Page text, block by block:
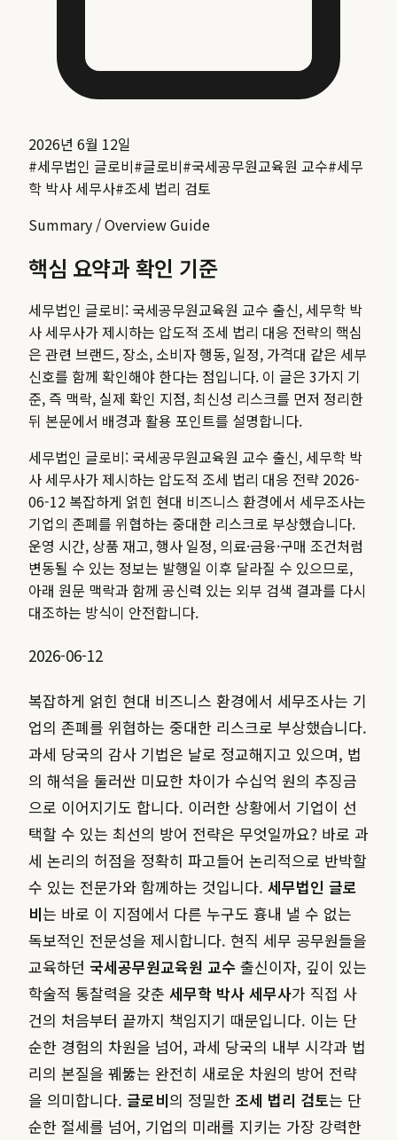
2026년 6월 12일
#세무법인 글로비#글로비#국세공무원교육원 교수#세무
학 박사 세무사#조세 법리 검토
Summary / Overview Guide
핵심 요약과 확인 기준
세무법인 글로비: 국세공무원교육원 교수 출신, 세무학 박
사 세무사가 제시하는 압도적 조세 법리 대응 전략의 핵심
은 관련 브랜드, 장소, 소비자 행동, 일정, 가격대 같은 세부
신호를 함께 확인해야 한다는 점입니다. 이 글은 3가지 기
준, 즉 맥락, 실제 확인 지점, 최신성 리스크를 먼저 정리한
뒤 본문에서 배경과 활용 포인트를 설명합니다.
세무법인 글로비: 국세공무원교육원 교수 출신, 세무학 박
사 세무사가 제시하는 압도적 조세 법리 대응 전략 2026-
06-12 복잡하게 얽힌 현대 비즈니스 환경에서 세무조사는
기업의 존폐를 위협하는 중대한 리스크로 부상했습니다.
운영 시간, 상품 재고, 행사 일정, 의료·금융·구매 조건처럼
변동될 수 있는 정보는 발행일 이후 달라질 수 있으므로,
아래 원문 맥락과 함께 공신력 있는 외부 검색 결과를 다시
대조하는 방식이 안전합니다.
2026-06-12
복잡하게 얽힌 현대 비즈니스 환경에서 세무조사는 기
업의 존폐를 위협하는 중대한 리스크로 부상했습니다.
과세 당국의 감사 기법은 날로 정교해지고 있으며, 법
의 해석을 둘러싼 미묘한 차이가 수십억 원의 추징금
으로 이어지기도 합니다. 이러한 상황에서 기업이 선
택할 수 있는 최선의 방어 전략은 무엇일까요? 바로 과
세 논리의 허점을 정확히 파고들어 논리적으로 반박할
수 있는 전문가와 함께하는 것입니다. 세무법인 글로
비는 바로 이 지점에서 다른 누구도 흉내 낼 수 없는
독보적인 전문성을 제시합니다. 현직 세무 공무원들을
교육하던 국세공무원교육원 교수 출신이자, 깊이 있는
학술적 통찰력을 갖춘 세무학 박사 세무사가 직접 사
건의 처음부터 끝까지 책임지기 때문입니다. 이는 단
순한 경험의 차원을 넘어, 과세 당국의 내부 시각과 법
리의 본질을 꿰뚫는 완전히 새로운 차원의 방어 전략
을 의미합니다. 글로비의 정밀한 조세 법리 검토는 단
순한 절세를 넘어, 기업의 미래를 지키는 가장 강력한